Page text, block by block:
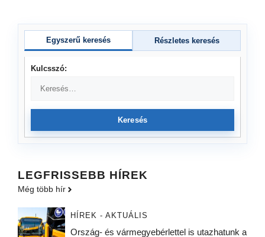
Egyszerű keresés Részletes keresés
Kulcsszó:
Keresés
LEGFRISSEBB HÍREK
Még több hír
HÍREK - AKTUÁLIS
Ország- és vármegyebérlettel is utazhatunk a